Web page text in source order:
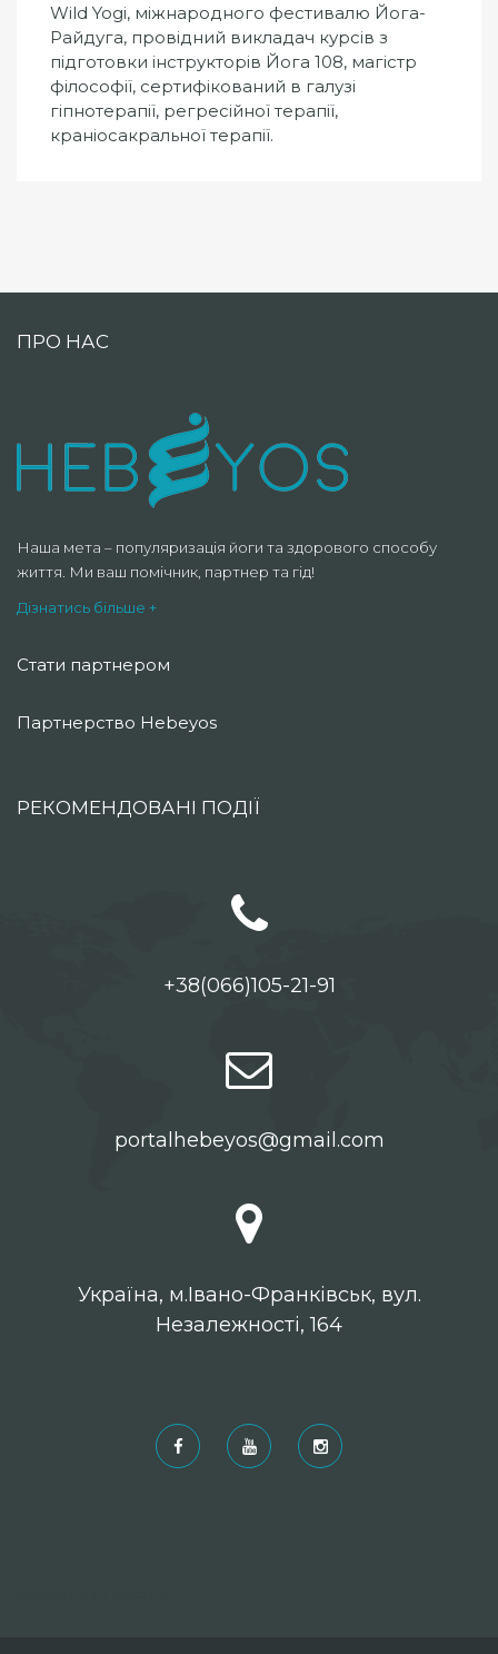
Wild Yogi, міжнародного фестивалю Йога-
Райдуга, провідний викладач курсів з
підготовки інструкторів Йога 108, магістр
філософії, сертифікований в галузі
гіпнотерапії, регресійної терапії,
краніосакральної терапії.
ПРО НАС
Наша мета – популяризація йоги та здорового способу
життя. Ми ваш помічник, партнер та гід!
Дізнатись більше +
Стати партнером
Партнерство Hebeyos
РЕКОМЕНДОВАНІ ПОДІЇ
+38(066)105-21-91
portalhebeyos@gmail.com
Українa, м.Івано-Франківськ, вул.
Незалежності, 164